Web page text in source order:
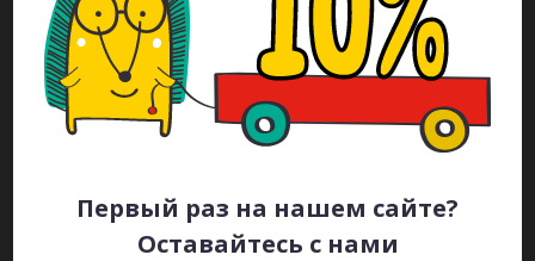
Первый раз на нашем сайте?
Оставайтесь с нами
Рекламодателям
Каталог
Будьте всегда в курсе!